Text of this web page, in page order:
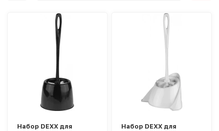
Набор DEXX для
Набор DEXX для